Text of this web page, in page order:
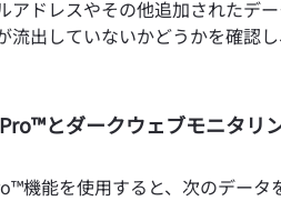
ドレスやその他追加されたデ
流出していないかどうかを確認
とダークウェブモニタリ
機能を使用すると、次のデータ